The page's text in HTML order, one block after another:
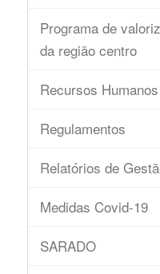
Programa de
da região centro
Recursos Humanos
Regulamentos
Relatórios de
Medidas Covid-19
SARADO